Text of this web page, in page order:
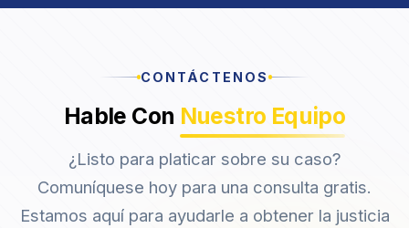
CONTÁCTENOS
Hable Con Nuestro Equipo
¿Listo para platicar sobre su caso?
Comuníquese hoy para una consulta gratis.
Estamos aquí para ayudarle a obtener la justicia